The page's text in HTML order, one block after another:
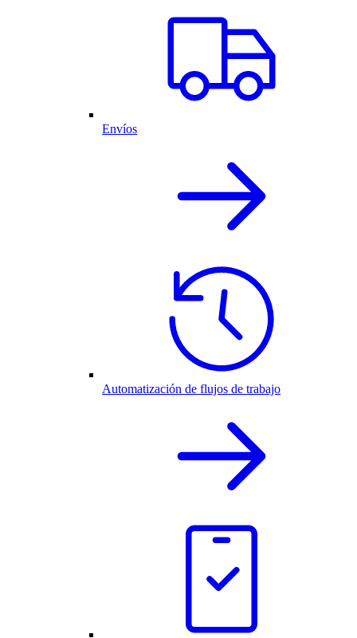
Envíos
Automatización de flujos de trabajo